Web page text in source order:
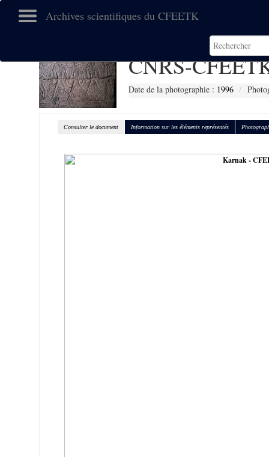
Archives scientifiques du CFEETK
CNRS-
Date de la photographie : 1996
Consulter le document Information sur les éléments représentés